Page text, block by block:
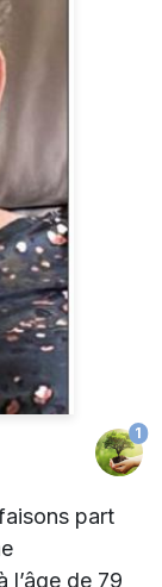
1
part
l’âge de 79